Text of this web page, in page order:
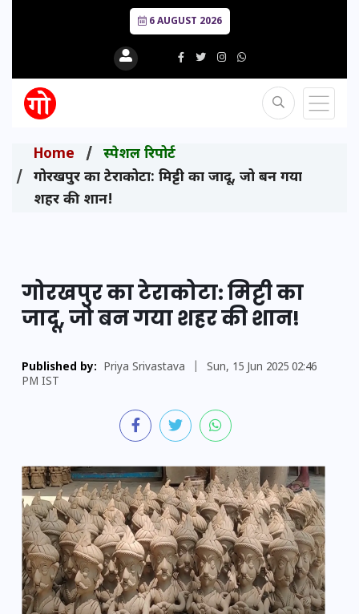
6 AUGUST 2026
Home
स्पेशल रिपोर्ट
गोरखपुर का टेराकोटा: मिट्टी का जादू, जो बन गया
शहर की शान!
गोरखपुर का टेराकोटा: मिट्टी का
जादू, जो बन गया शहर की शान!
Published by: Priya Srivastava
Sun, 15 Jun 2025 02:46
PM IST